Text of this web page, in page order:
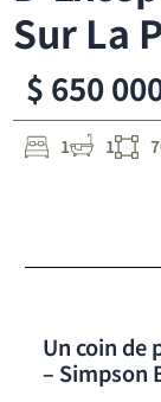
1 1
$ 650
Sur La
Un coin de
– Simpson